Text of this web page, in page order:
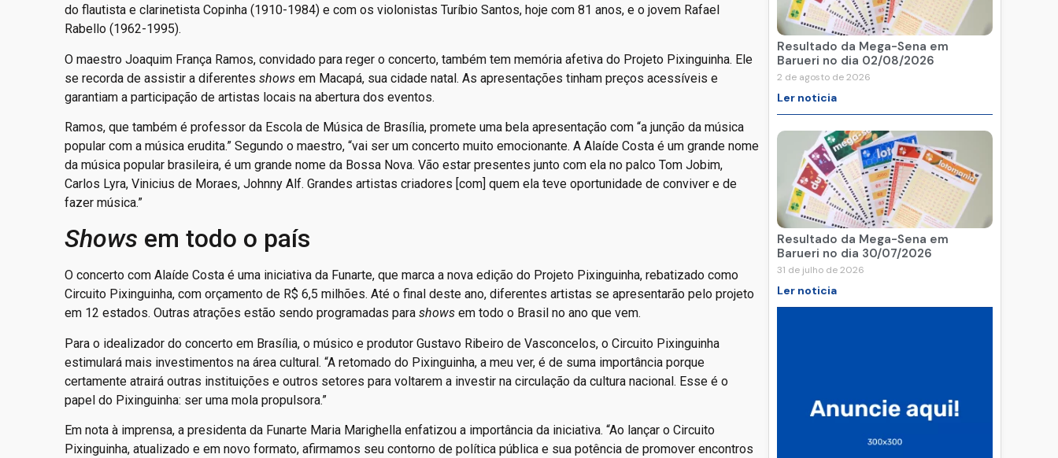
do flautista e clarinetista Copinha (1910-1984) e com os violonistas Turíbio Santos, hoje com 81 anos, e o jovem Rafael
Rabello (1962-1995).
O maestro Joaquim França Ramos, convidado para reger o concerto, também tem memória afetiva do Projeto Pixinguinha. Ele
se recorda de assistir a diferentes shows em Macapá, sua cidade natal. As apresentações tinham preços acessíveis e
garantiam a participação de artistas locais na abertura dos eventos.
Ramos, que também é professor da Escola de Música de Brasília, promete uma bela apresentação com “a junção da música
popular com a música erudita.” Segundo o maestro, “vai ser um concerto muito emocionante. A Alaíde Costa é um grande nome
da música popular brasileira, é um grande nome da Bossa Nova. Vão estar presentes junto com ela no palco Tom Jobim,
Carlos Lyra, Vinicius de Moraes, Johnny Alf. Grandes artistas criadores [com] quem ela teve oportunidade de conviver e de
fazer música.”
Shows em todo o país
O concerto com Alaíde Costa é uma iniciativa da Funarte, que marca a nova edição do Projeto Pixinguinha, rebatizado como
Circuito Pixinguinha, com orçamento de R$ 6,5 milhões. Até o final deste ano, diferentes artistas se apresentarão pelo projeto
em 12 estados. Outras atrações estão sendo programadas para shows em todo o Brasil no ano que vem.
Para o idealizador do concerto em Brasília, o músico e produtor Gustavo Ribeiro de Vasconcelos, o Circuito Pixinguinha
estimulará mais investimentos na área cultural. “A retomado do Pixinguinha, a meu ver, é de suma importância porque
certamente atrairá outras instituições e outros setores para voltarem a investir na circulação da cultura nacional. Esse é o
papel do Pixinguinha: ser uma mola propulsora.”
Em nota à imprensa, a presidenta da Funarte Maria Marighella enfatizou a importância da iniciativa. “Ao lançar o Circuito
Pixinguinha, atualizado e em novo formato, afirmamos seu contorno de política pública e sua potência de promover encontros
Resultado da Mega-Sena em
Barueri no dia 02/08/2026
2 de agosto de 2026
Ler noticia
Resultado da Mega-Sena em
Barueri no dia 30/07/2026
31 de julho de 2026
Ler noticia